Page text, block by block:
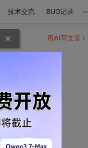
技术交流 BUG记录 ...
用AI写文章